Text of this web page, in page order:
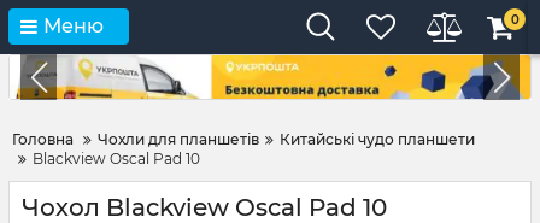
Меню 0
Головна Чохли для планшетів
Китайські чудо планшети
Blackview Oscal Pad 10
Чохол Blackview Oscal Pad 10